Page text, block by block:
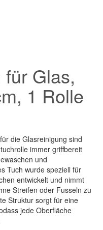
Glas,
1 Rolle
die Glasreinigung sind
immer griffbereit
und
Tuch wurde speziell für
entwickelt und nimmt
Streifen oder Fusseln zu
Struktur sorgt für eine
jede Oberfläche